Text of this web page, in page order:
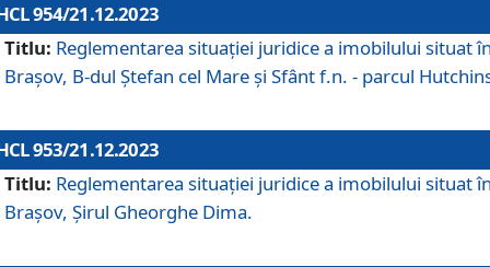
954/21.12.2023
Titlu: Reglementarea situației juridice a imobilului situat
Brașov, B-dul Ștefan cel Mare și Sfânt f.n. - parcul
953/21.12.2023
Titlu: Reglementarea situației juridice a imobilului situat
Brașov, Șirul Gheorghe Dima.